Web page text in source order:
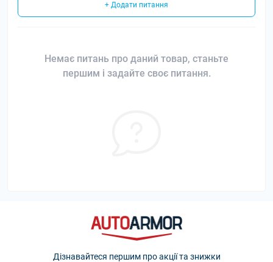
+ Додати питання
Немає питань про даний товар, станьте
першим і задайте своє питання.
Дізнавайтеся першим про акції та знижки